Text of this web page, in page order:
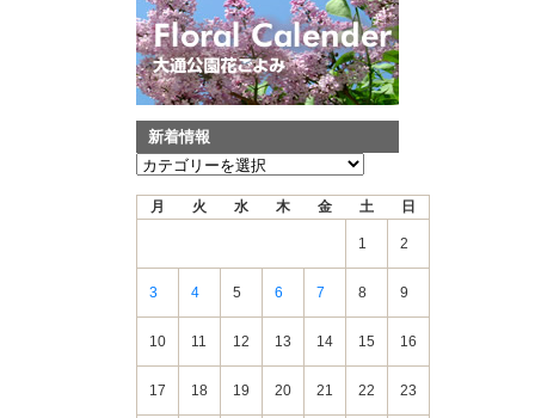
新着情報
新
月 火 水 木 金 土 日
1 2
3 4 5 6 7 8 9
10 11 12 13 14 15 16
17 18 19 20 21 22 23